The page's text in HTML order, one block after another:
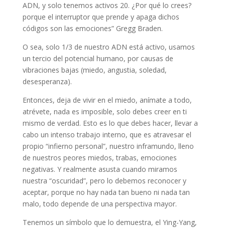
ADN, y solo tenemos activos 20. ¿Por qué lo crees?
porque el interruptor que prende y apaga dichos
códigos son las emociones” Gregg Braden.
O sea, solo 1/3 de nuestro ADN está activo, usamos
un tercio del potencial humano, por causas de
vibraciones bajas (miedo, angustia, soledad,
desesperanza).
Entonces, deja de vivir en el miedo, anímate a todo,
atrévete, nada es imposible, solo debes creer en ti
mismo de verdad. Esto es lo que debes hacer, llevar a
cabo un intenso trabajo interno, que es atravesar el
propio “infierno personal”, nuestro inframundo, lleno
de nuestros peores miedos, trabas, emociones
negativas. Y realmente asusta cuando miramos
nuestra “oscuridad”, pero lo debemos reconocer y
aceptar, porque no hay nada tan bueno ni nada tan
malo, todo depende de una perspectiva mayor.
Tenemos un símbolo que lo demuestra, el Ying-Yang,